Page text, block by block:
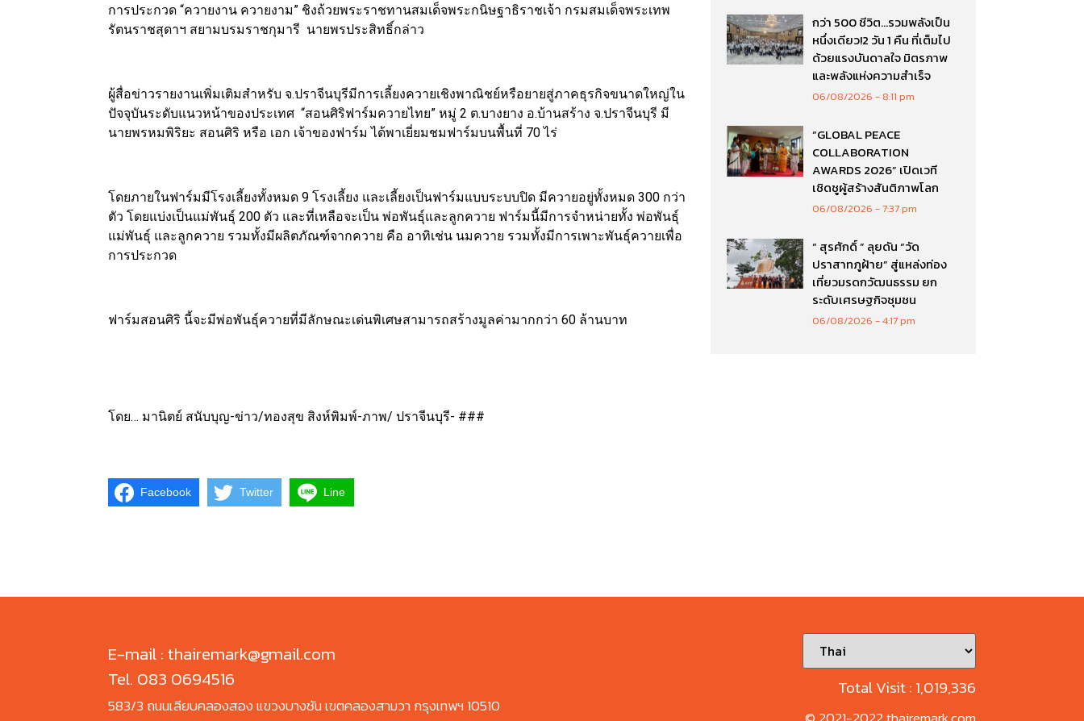
การประกวด “ควายงาน ควายงาม” ชิงถ้วยพระราชทานสมเด็จพระกนิษฐาธิราชเจ้า กรมสมเด็จพระเทพ
รัตนราชสุดาฯ สยามบรมราชกุมารี นายพรประสิทธิ์กล่าว
ผู้สื่อข่าวรายงานเพิ่มเติมสำหรับ จ.ปราจีนบุรีมีการเลี้ยงควายเชิงพาณิชย์หรือยายสู่ภาคธุรกิจขนาดใหญ่ใน
ปัจจุบันระดับแนวหน้าของประเทศ “สอนศิริฟาร์มควายไทย” หมู่ 2 ต.บางยาง อ.บ้านสร้าง จ.ปราจีนบุรี มี
นายพรหมพิริยะ สอนศิริ หรือ เอก เจ้าของฟาร์ม ได้พาเยี่ยมชมฟาร์มบนพื้นที่ 70 ไร่
โดยภายในฟาร์มมีโรงเลี้ยงทั้งหมด 9 โรงเลี้ยง และเลี้ยงเป็นฟาร์มแบบระบบปิด มีควายอยู่ทั้งหมด 300 กว่า
ตัว โดยแบ่งเป็นแม่พันธุ์ 200 ตัว และที่เหลือจะเป็น พ่อพันธุ์และลูกควาย ฟาร์มนี้มีการจำหน่ายทั้ง พ่อพันธุ์
แม่พันธุ์ และลูกควาย รวมทั้งมีผลิตภัณฑ์จากควาย คือ อาทิเช่น นมควาย รวมทั้งมีการเพาะพันธุ์ควายเพื่อ
การประกวด
ฟาร์มสอนศิริ นี้จะมีพ่อพันธุ์ควายที่มีลักษณะเด่นพิเศษสามารถสร้างมูลค่ามากกว่า 60 ล้านบาท
โดย… มานิตย์ สนับบุญ-ข่าว/ทองสุข สิงห์พิมพ์-ภาพ/ ปราจีนบุรี- ###
Facebook Twitter Line
กว่า 500 ชีวิต…รวมพลังเป็น
หนึ่งเดียว!2 วัน 1 คืน ที่เต็มไป
ด้วยแรงบันดาลใจ มิตรภาพ
และพลังแห่งความสำเร็จ
06/08/2026 8:11 pm
“GLOBAL PEACE
COLLABORATION
AWARDS 2026” เปิดเวที
เชิดชูผู้สร้างสันติภาพโลก
06/08/2026 7:37 pm
“ สุรศักดิ์ ” ลุยดัน “วัด
ปราสาทภูฝ้าย” สู่แหล่งท่อง
เที่ยวมรดกวัฒนธรรม ยก
ระดับเศรษฐกิจชุมชน
06/08/2026 4:17 pm
E-mail : thairemark@gmail.com
Tel. 083 0694516
583/3 ถนนเลียบคลองสอง แขวงบางชัน เขตคลองสามวา กรุงเทพฯ 10510
Total Visit : 1,019,336